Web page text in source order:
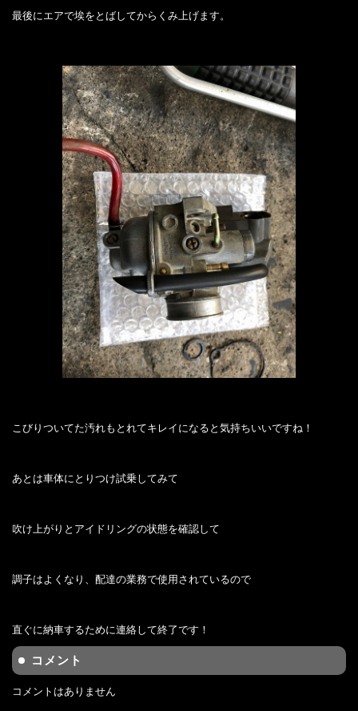
最後にエアで埃をとばしてからくみ上げます。
こびりついてた汚れもとれてキレイになると気持ちいいですね！
あとは車体にとりつけ試乗してみて
吹け上がりとアイドリングの状態を確認して
調子はよくなり、配達の業務で使用されているので
直ぐに納車するために連絡して終了です！
コメント
コメントはありません